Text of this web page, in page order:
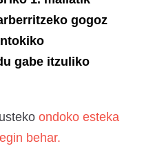
gogoz
gabe itzuliko
ondoko esteka
behar.